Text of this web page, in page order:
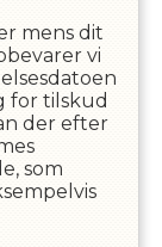
mens dit
vi
for tilskud
der efter
som